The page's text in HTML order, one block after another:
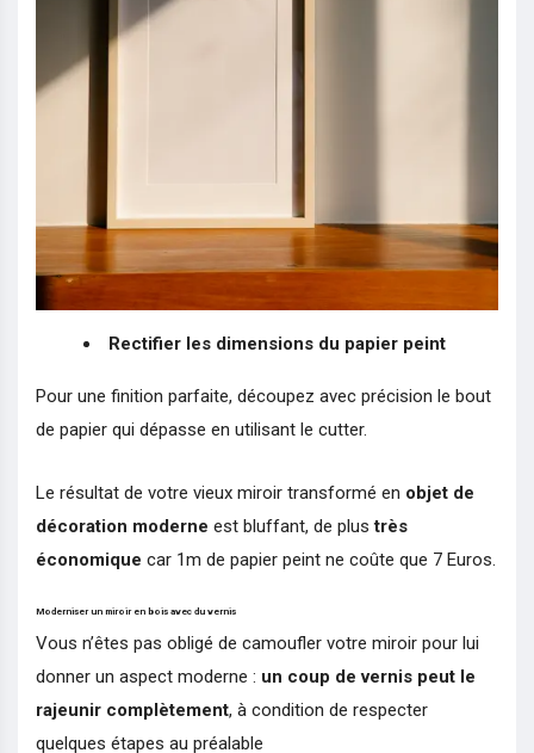
Rectifier les dimensions du papier peint
Pour une finition parfaite, découpez avec précision le bout
de papier qui dépasse en utilisant le cutter.
Le résultat de votre vieux miroir transformé en objet de
décoration moderne est bluffant, de plus très
économique car 1m de papier peint ne coûte que 7 Euros.
Moderniser un miroir en bois avec du vernis
Vous n’êtes pas obligé de camoufler votre miroir pour lui
donner un aspect moderne : un coup de vernis peut le
rajeunir complètement, à condition de respecter
quelques étapes au préalable